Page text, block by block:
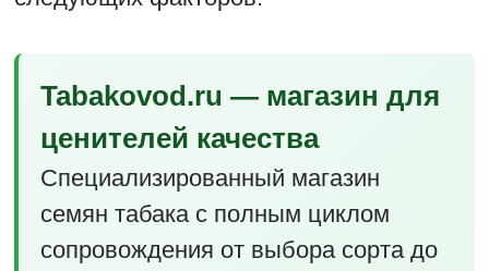
Tabakovod.ru — магазин для
ценителей качества
Специализированный магазин
семян табака с полным циклом
сопровождения от выбора сорта до